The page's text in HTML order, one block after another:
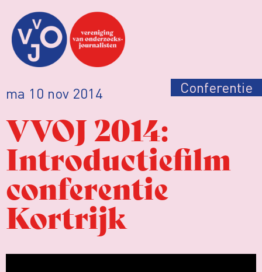
ma 10 nov 2014 Conferentie
VVOJ 2014:
Introductiefilm
conferentie
Kortrijk